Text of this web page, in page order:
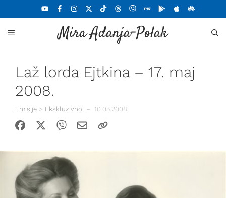
na
sadržaj
Mira Adanja-Polak
MENU
Laž lorda Ejtkina – 17. maj
2008.
Emisije > Ekskluzivno – 10.05.2008